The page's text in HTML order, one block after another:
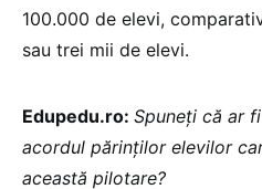
100.000 de elevi,
sau trei mii de elevi.
Edupedu.ro: Spuneți că ar
acordul părinților elevilor
această pilotare?